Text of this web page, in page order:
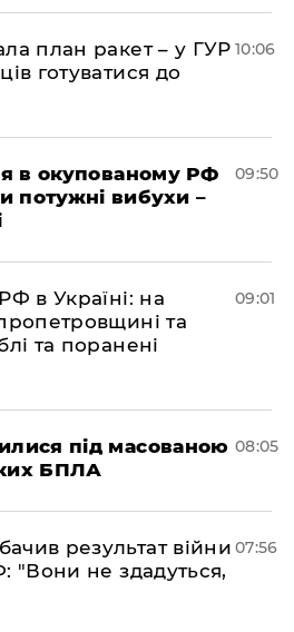
план ракет – у ГУР
готуватися до
10:06
в окупованому РФ
потужні вибухи –
09:50
в Україні: на
та
та поранені
09:01
під масованою
БПЛА
08:05
результат війни
"Вони не здадуться,
07:56